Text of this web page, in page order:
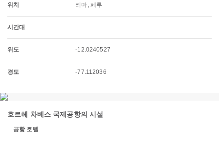
위치 리마, 페루
시간대
위도 -12.0240527
경도 -77.112036
호르헤 차베스 국제공항의 시설
공항 호텔